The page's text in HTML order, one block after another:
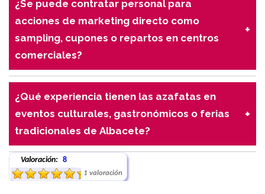
¿Se puede contratar personal para
acciones de marketing directo como
sampling, cupones o repartos en centros
comerciales?
Totalmente. Tenemos experiencia realizando
distribuciones, reparto de folletos, muestras,
de venta, supermercados y centros comerciales de
Albacete.
¿Qué experiencia tienen las azafatas en
eventos culturales, gastronómicos o ferias
tradicionales de Albacete?
Tenemos personal que ha trabajado en ferias
locales, festividades y mercados, el cual es capaz
de interaccionar con el público de forma natural,
Valoración: 8
1 valoración